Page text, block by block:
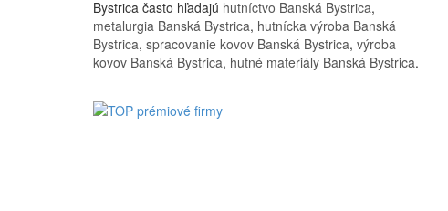
Bystrica často hľadajú hutníctvo Banská Bystrica,
metalurgia Banská Bystrica, hutnícka výroba Banská
Bystrica, spracovanie kovov Banská Bystrica, výroba
kovov Banská Bystrica, hutné materiály Banská Bystrica.